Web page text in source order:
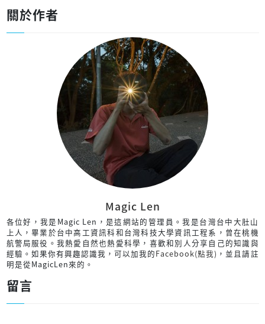
關於作者
Magic Len
各位好，我是Magic Len，是這網站的管理員。我是台灣台中大肚山
上人，畢業於台中高工資訊科和台灣科技大學資訊工程系，曾在桃機
航警局服役。我熱愛自然也熱愛科學，喜歡和別人分享自己的知識與
經驗。如果你有興趣認識我，可以加我的Facebook(點我) ，並且請註
明是從MagicLen來的。
留言